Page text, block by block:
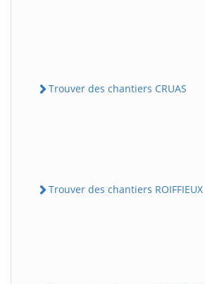
Trouver des chantiers CRUAS
Trouver des chantiers ROIFFIEUX